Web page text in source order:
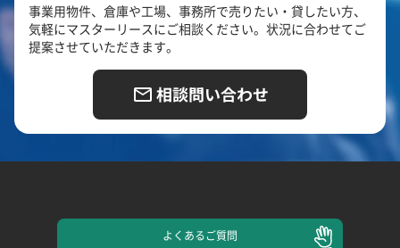
事業用物件、倉庫や工場、事務所で売りたい・貸したい方、
気軽にマスターリースにご相談ください。状況に合わせてご
提案させていただきます。
相談問い合わせ
よくあるご質問